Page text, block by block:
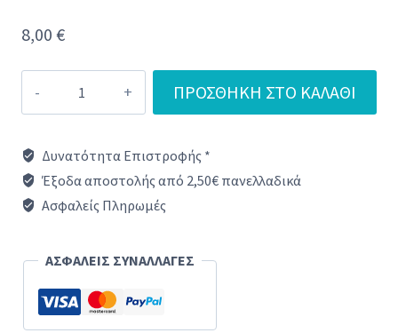
8,00 €
σκούπας
σπιράλ
κομπλε
άκρα
ΓΕΝΙΚΗΣ
ΠΡΟΣΘΉΚΗ ΣΤΟ ΚΑΛΆΘΙ
Δυνατότητα Επιστροφής *
Έξοδα αποστολής από 2,50€ πανελλαδικά
Ασφαλείς Πληρωμές
ΑΣΦΑΛΕΙΣ ΣΥΝΑΛΛΑΓΕΣ